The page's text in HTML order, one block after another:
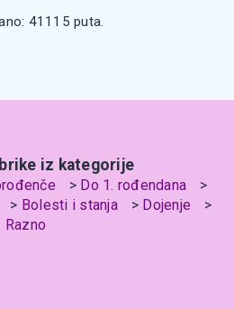
41115 puta.
iz kategorije
Do 1. rođendana
Bolesti i stanja
Dojenje
Razno